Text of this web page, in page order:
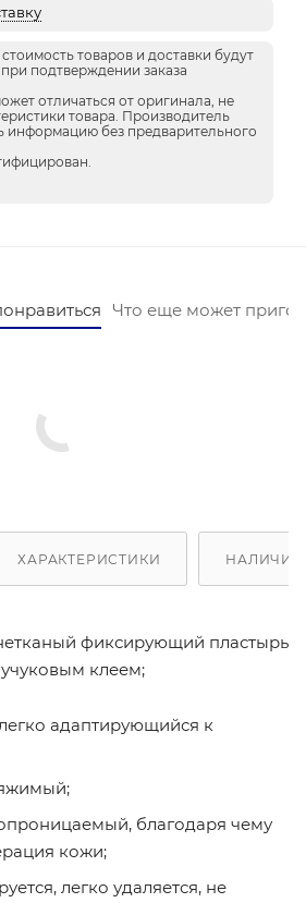
товаров и доставки будут
подтверждении заказа
отличаться от оригинала, не
товара. Производитель
информацию без предварительного
Что еще может
ХАРАКТЕРИСТИКИ НАЛИЧИЕ
фиксирующий пластырь
клеем;
адаптирующийся к
благодаря чему
кожи;
легко удаляется, не